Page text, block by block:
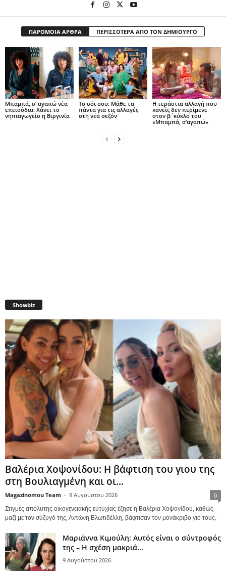
ΠΑΡΟΜΟΙΑ ΑΡΘΡΑ ΠΕΡΙΣΣΟΤΕΡΑ ΑΠΟ ΤΟΝ ΔΗΜΙΟΥΡΓΟ
Μπαμπά, σ’ αγαπώ νέα
επεισόδια: Χάνει το
νηπιαγωγείο η Βιργινία
Το σόι σου: Μάθε τα
πάντα για τις αλλαγές
στη νέα σεζόν
Η τεράστια αλλαγή που
κανείς δεν περίμενε
στον β΄κύκλο του
«Μπαμπά, σ’αγαπώ»
Showbiz
Βαλέρια Χοψονίδου: Η βάφτιση του γιου της
στη Βουλιαγμένη και οι...
Magazinomou Team - 9 Αυγούστου 2026 0
Στιγμές απόλυτης οικογενειακής ευτυχίας έζησε η Βαλέρια Χοψονίδου, καθώς
μαζί με τον σύζυγό της, Αντώνη Βλωτιδέλλη, βάφτισαν τον μονάκριβο γιο τους.
Μαριάννα Κιμούλη: Αυτός είναι ο σύντροφός
της – Η σχέση μακριά...
9 Αυγούστου 2026